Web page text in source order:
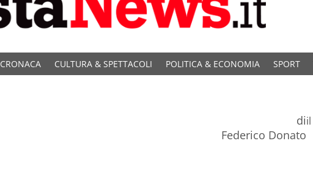
CRONACA CULTURA & SPETTACOLI POLITICA & ECONOMIA SPORT
di
Federico Donato
il